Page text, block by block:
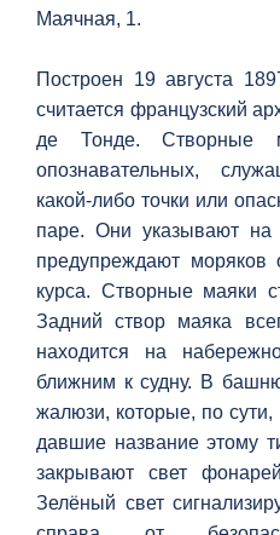
Маячная, 1.
Построен 19 августа
считается французский
де Тонде. Створные
опознавательных,
какой-либо точки или
паре. Они указывают
предупреждают моряков
курса. Створные маяки
Задний створ маяка
находится на
ближним к судну. В
жалюзи, которые, по сути,
давшие название этому
закрывают свет
Зелёный свет